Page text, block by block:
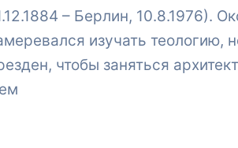
– Берлин, 10.8.1976).
изучать теологию,
чтобы заняться